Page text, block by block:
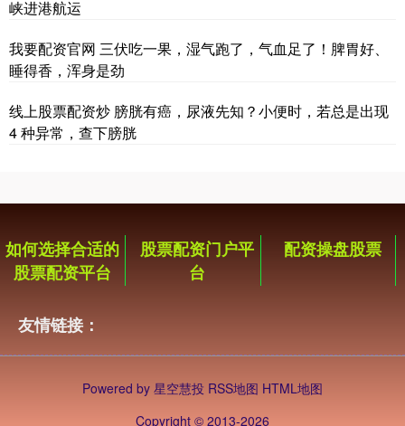
峡进港航运
我要配资官网 三伏吃一果，湿气跑了，气血足了！脾胃好、
睡得香，浑身是劲
线上股票配资炒 膀胱有癌，尿液先知？小便时，若总是出现
4 种异常，查下膀胱
如何选择合适的
股票配资平台
股票配资门户平
台
配资操盘股票
友情链接：
Powered by 星空慧投 RSS地图 HTML地图
Copyright © 2013-2026